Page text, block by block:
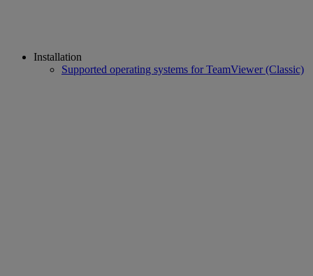
Installation
Supported operating systems for TeamViewer (Classic)